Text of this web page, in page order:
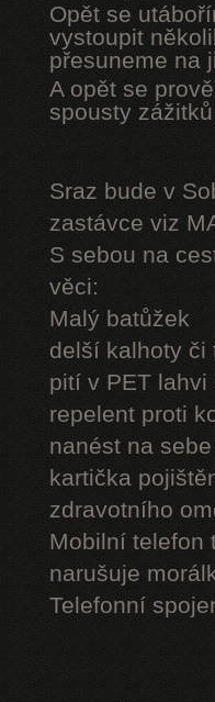
Opět se
vystoupit
přesuneme na
A opět se
spousty
Sraz bude v
zastávce viz
S sebou na
věci:
Malý batůžek
delší kalhoty či
pití v PET
repelent proti
nanést na
kartička
zdravotního
Mobilní telefon
narušuje
Telefonní